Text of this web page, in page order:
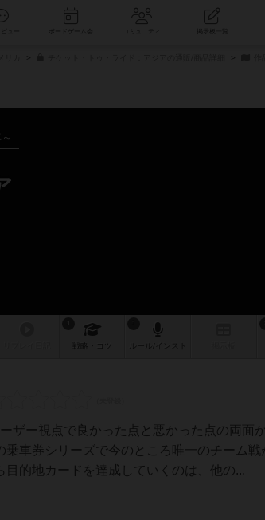
コミュニティ
戦略
ザー視点で良かった点と悪かった点の両面
車券シリーズで今のところ唯一のチーム
目的地カードを達成していくのは、他の...